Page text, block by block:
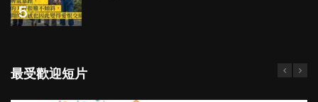
5
最受歡迎短片